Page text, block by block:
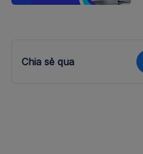
Chia sẻ qua